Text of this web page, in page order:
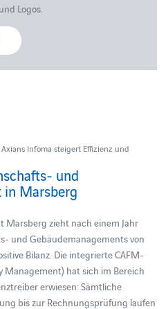
Logos.
Infoma steigert Effizienz und
und
in Marsberg
Marsberg zieht nach einem Jahr
und Gebäudemanagements von
Bilanz. Die integrierte CAFM-
Management) hat sich im Bereich
erwiesen: Sämtliche
bis zur Rechnungsprüfung laufen